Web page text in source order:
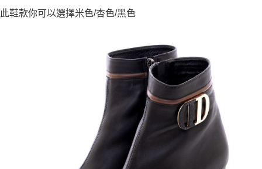
此鞋款你可以選擇米色/杏色/黑色